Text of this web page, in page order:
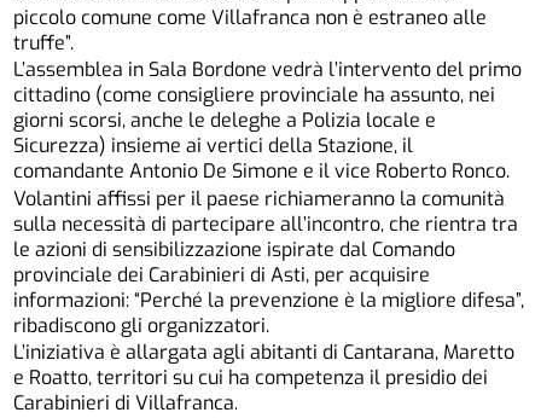
piccolo comune come Villafranca non è estraneo alle
truffe”.
L’assemblea in Sala Bordone vedrà l’intervento del primo
cittadino (come consigliere provinciale ha assunto, nei
giorni scorsi, anche le deleghe a Polizia locale e
Sicurezza) insieme ai vertici della Stazione, il
comandante Antonio De Simone e il vice Roberto Ronco.
Volantini affissi per il paese richiameranno la comunità
sulla necessità di partecipare all’incontro, che rientra tra
le azioni di sensibilizzazione ispirate dal Comando
provinciale dei Carabinieri di Asti, per acquisire
informazioni: “Perché la prevenzione è la migliore difesa”,
ribadiscono gli organizzatori.
L’iniziativa è allargata agli abitanti di Cantarana, Maretto
e Roatto, territori su cui ha competenza il presidio dei
Carabinieri di Villafranca.